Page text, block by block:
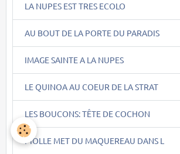
LA NUPES EST TRES ECOLO
AU BOUT DE LA PORTE DU PARADIS
IMAGE SAINTE A LA NUPES
LE QUINOA AU COEUR DE LA STRAT
LES BOUCONS: TÊTE DE COCHON
PIOLLE MET DU MAQUEREAU DANS L